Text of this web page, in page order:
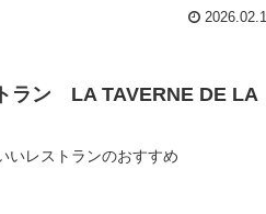
ラン LA TAVERNE DE LA
いレストランのおすすめ